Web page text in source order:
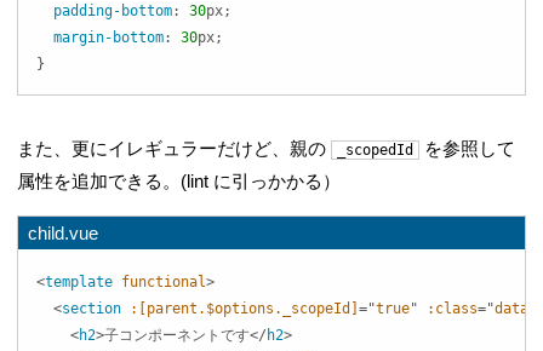
padding-bottom: 30px;
margin-bottom: 30px;
}
また、更にイレギュラーだけど、親の _scopedId
を参照して
属性を追加できる。(lint に引っかかる）
child.vue
<template functional>
<section :[parent.$options._scopeId] ="true" :class="
<h2>子コンポーネントです</ h2>